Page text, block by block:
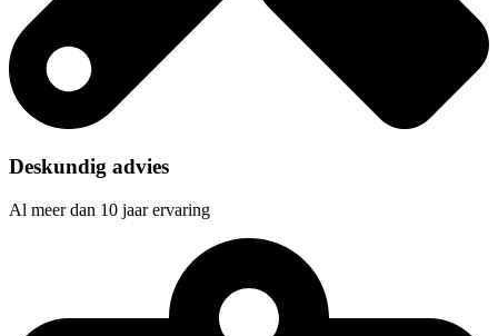
Deskundig advies
Al meer dan 10 jaar ervaring